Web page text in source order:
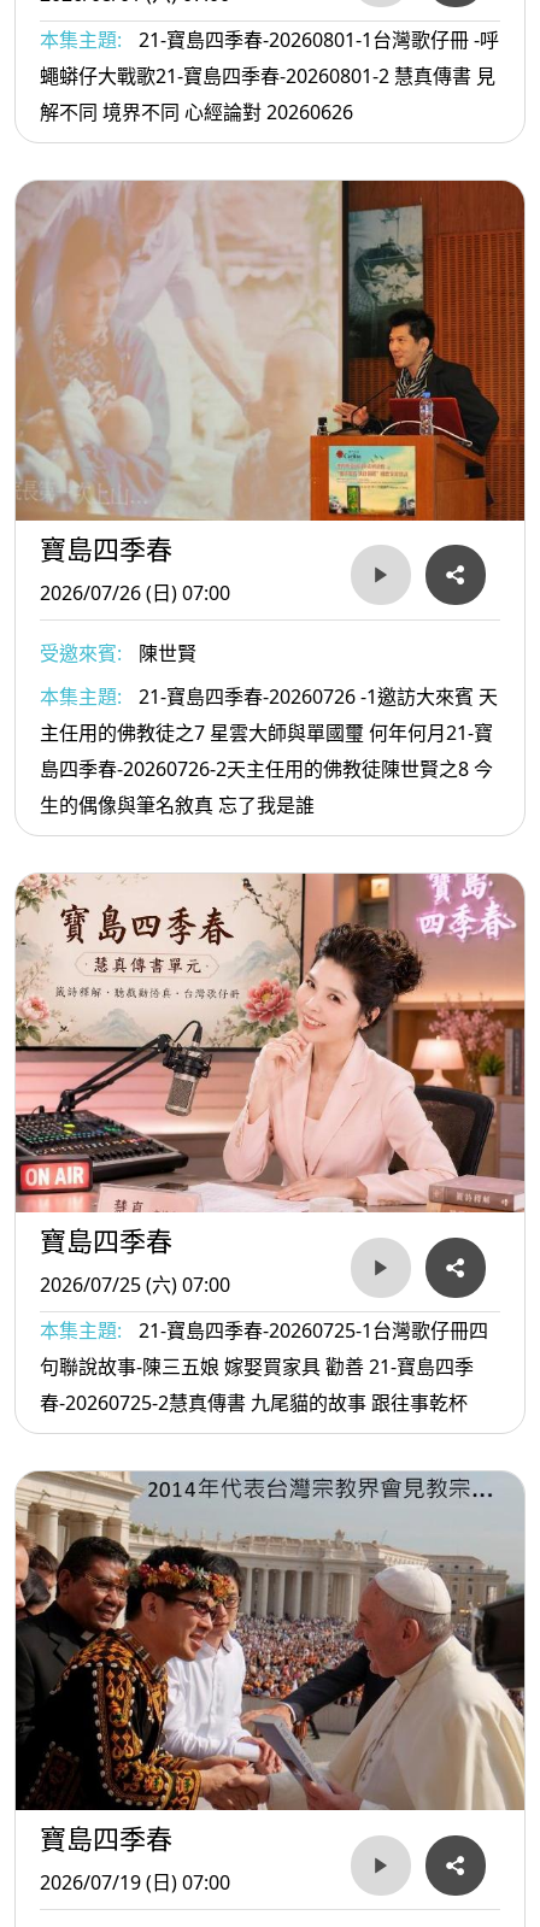
本集主題:
21-寶島四季春-20260801-1台灣歌仔冊 -呼
蠅蟒仔大戰歌21-寶島四季春-20260801-2 慧真傳書 見
解不同 境界不同 心經論對 20260626
寶島四季春
2026/07/26 (日) 07:00
受邀來賓:
陳世賢
本集主題:
21-寶島四季春-20260726 -1邀訪大來賓 天
主任用的佛教徒之7 星雲大師與單國璽 何年何月21-寶
島四季春-20260726-2天主任用的佛教徒陳世賢之8 今
生的偶像與筆名敘真 忘了我是誰
寶島四季春
2026/07/25 (六) 07:00
本集主題:
21-寶島四季春-20260725-1台灣歌仔冊四
句聯說故事-陳三五娘 嫁娶買家具 勸善 21-寶島四季
春-20260725-2慧真傳書 九尾貓的故事 跟往事乾杯
寶島四季春
2026/07/19 (日) 07:00